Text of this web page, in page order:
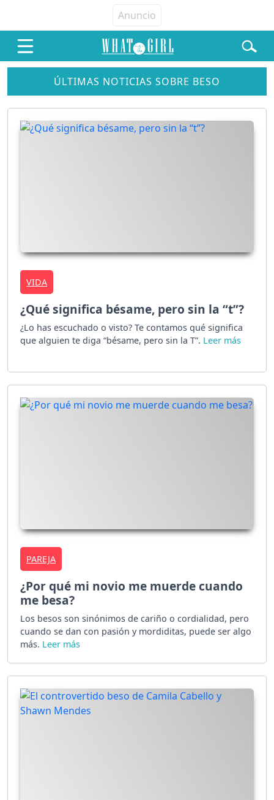
ÚLTIMAS NOTICIAS SOBRE BESO
VIDA
¿Qué significa bésame, pero sin la “t”?
¿Lo has escuchado o visto? Te contamos qué significa
que alguien te diga “bésame, pero sin la T”.
PAREJA
¿Por qué mi novio me muerde cuando
me besa?
Los besos son sinónimos de cariño o cordialidad, pero
cuando se dan con pasión y mordiditas, puede ser algo
más.